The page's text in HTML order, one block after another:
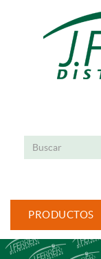
PRODUCTOS